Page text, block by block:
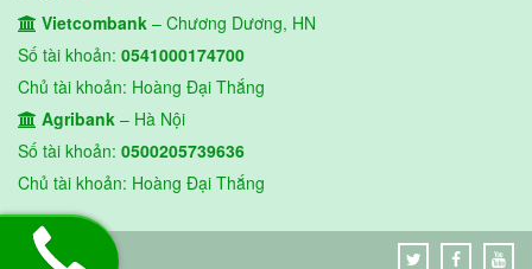
Vietcombank – Chương Dương, HN
Số tài khoản: 0541000174700
Chủ tài khoản: Hoàng Đại Thắng
Agribank – Hà Nội
Số tài khoản: 0500205739636
Chủ tài khoản: Hoàng Đại Thắng
EVERON